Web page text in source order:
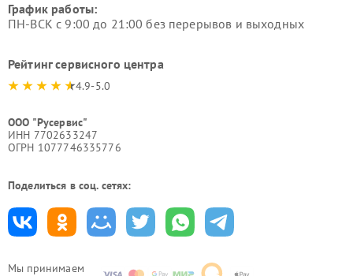
Мы принимаем
График работы:
ПН-ВСК с 9:00 до 21:00 без перерывов и выходных
Рейтинг сервисного центра
4.9-5.0
ООО "Русервис"
ИНН 7702633247
ОГРН 1077746335776
Поделиться в соц. сетях: